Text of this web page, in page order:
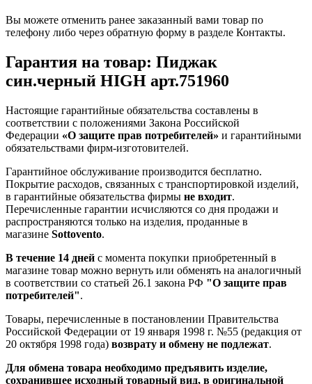
Вы можете отменить ранее заказанный вами товар по
телефону либо через обратную форму в разделе Контакты.
Гарантия на товар: Пиджак
син.черный HIGH арт.751960
Настоящие гарантийные обязательства составлены в
соответствии с положениями Закона Российской
Федерации «О защите прав потребителей» и гарантийными
обязательствами фирм-изготовителей.
Гарантийное обслуживание производится бесплатно.
Покрытие расходов, связанных с транспортировкой изделий,
в гарантийные обязательства фирмы не входит.
Перечисленные гарантии исчисляются со дня продажи и
распространяются только на изделия, проданные в
магазине Sottovento.
В течение 14 дней с момента покупки приобретенный в
магазине товар можно вернуть или обменять на аналогичный
в соответствии со статьей 26.1 закона РФ "О защите прав
потребителей".
Товары, перечисленные в постановлении Правительства
Российской Федерации от 19 января 1998 г. №55 (редакция от
20 октября 1998 года) возврату и обмену не подлежат.
Для обмена товара необходимо предъявить изделие,
сохранившее исходный товарный вид, в оригинальной